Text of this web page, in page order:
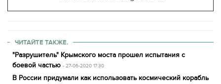
ЧИТАЙТЕ ТАКЖЕ.
"Разрушитель" Крымского моста прошел испытания с
боевой частью - 27-06-2020 17:30
В России придумали как использовать космический корабль